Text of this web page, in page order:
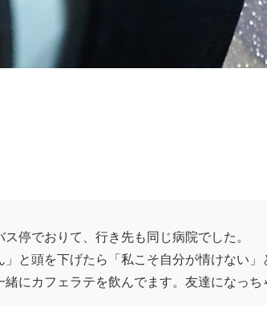
停でおりて、行き先も同じ病院でした。
」と頭を下げたら「私こそ自分が情けない」
にカフェラテを飲んでます。友達になっち